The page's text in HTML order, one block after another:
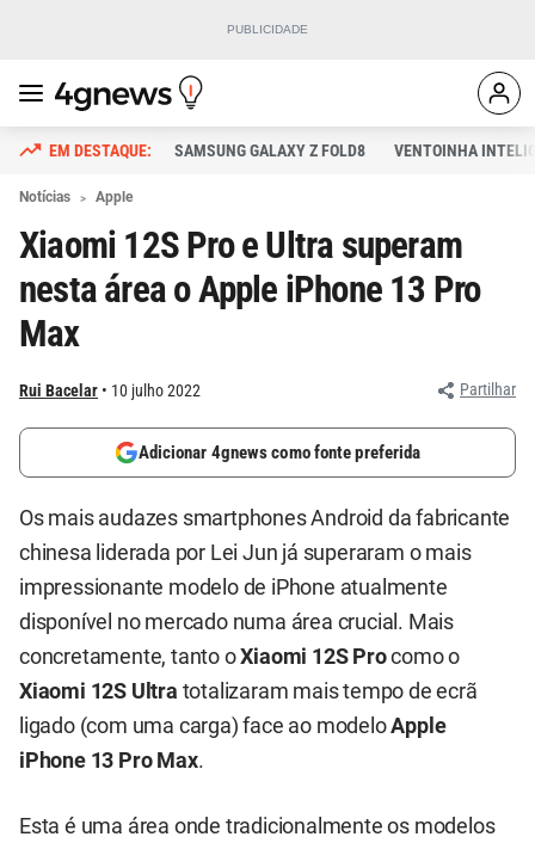
SAMSUNG GALAXY Z FOLD8 VENTOINHA
Notícias Apple
Xiaomi 12S Pro e Ultra superam
nesta área o Apple iPhone 13 Pro
Max
Rui Bacelar 10 julho 2022 Partilhar
Adicionar 4gnews como fonte preferida
Os mais audazes smartphones Android da fabricante
chinesa liderada por Lei Jun já superaram o mais
impressionante modelo de iPhone atualmente
disponível no mercado numa área crucial. Mais
concretamente, tanto oXiaomi 12S Procomo o
Xiaomi 12S Ultra totalizaram mais tempo de ecrã
ligado (com uma carga) face ao modeloApple
iPhone 13 Pro Max.
Esta é uma área onde tradicionalmente os modelos